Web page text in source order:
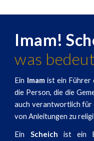
Imam!
was
Ein Imamist ein Führer
die Person, die die
auch verantwortlich für
von Anleitungen zu
Ein Scheich ist ein